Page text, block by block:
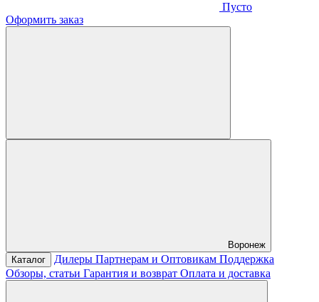
Пусто
Оформить заказ
Воронеж
Каталог
Дилеры Партнерам и Оптовикам Поддержка
Обзоры, статьи Гарантия и возврат Оплата и доставка